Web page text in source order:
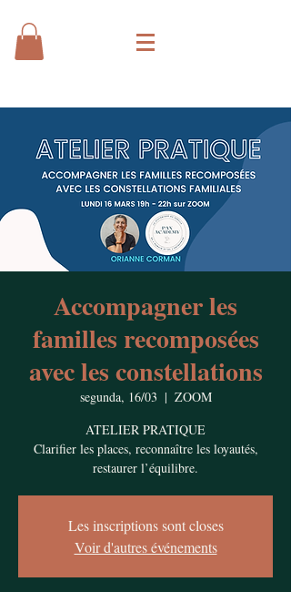
Accompagner les
familles recomposées
avec les constellations
segunda, 16/03
  |
ZOOM
ATELIER PRATIQUE
Clarifier les places, reconnaître les loyautés,
restaurer l’équilibre.
Les inscriptions sont closes
Voir d'autres événements